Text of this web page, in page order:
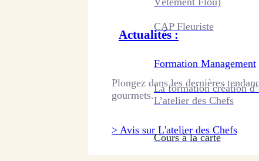
CAP Fleuriste
Formation Management
La formation création
L’atelier des Chefs
Cours à la carte
Actualités :
Plongez dans les dernières
gourmets.
> Avis sur L'atelier des Chefs